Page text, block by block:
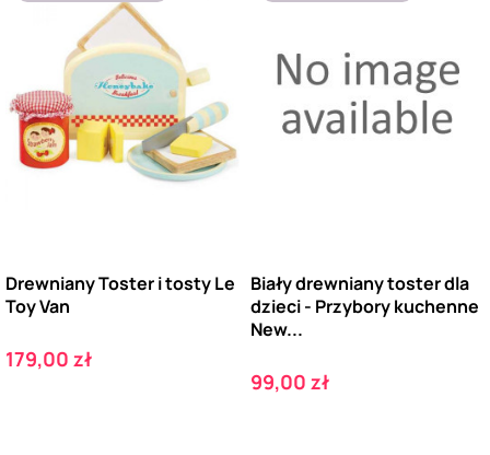
Drewniany Toster i tosty Le
Toy Van
Cena
179,00 zł
Biały drewniany toster dla
dzieci - Przybory kuchenne
New...
Cena
99,00 zł